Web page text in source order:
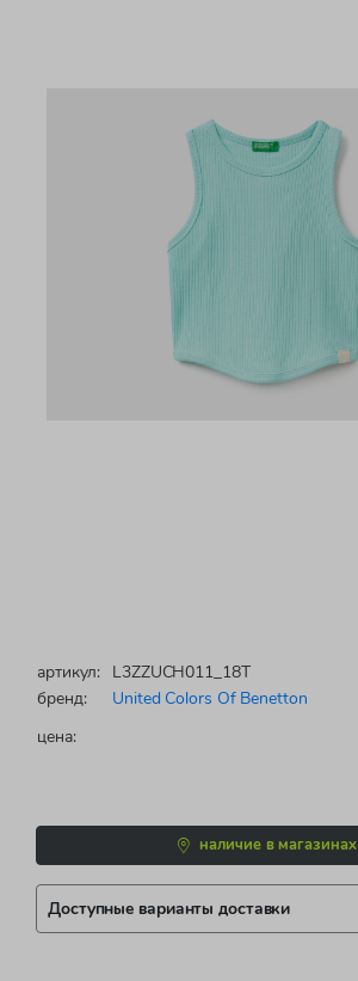
артикул: L3ZZUCH011_18T
бренд:
United Colors Of Benetton
цена:
наличие в магазинах
Доступные варианты доставки